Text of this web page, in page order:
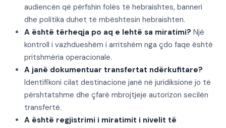
audiencën që përfshin folës të hebraishtes, banneri
dhe politika duhet të mbështesin hebraishten.
A është tërheqja po aq e lehtë sa miratimi? Një
kontroll i vazhdueshëm i arritshëm nga çdo faqe është
pritshmëria operacionale.
A janë dokumentuar transfertat ndërkufitare?
Identifikoni cilat destinacione janë në juridiksione jo të
përshtatshme dhe çfarë mbrojtjeje autorizon secilën
transfertë.
A është regjistrimi i miratimit i nivelit të